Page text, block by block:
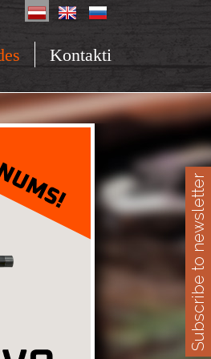
Kontakti
Subscribe to newsletter